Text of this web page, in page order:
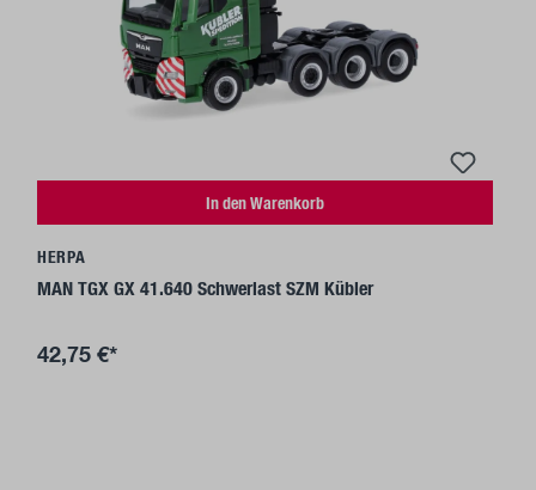
In den Warenkorb
HERPA
MAN TGX GX 41.640 Schwerlast SZM Kübler
42,75 €*